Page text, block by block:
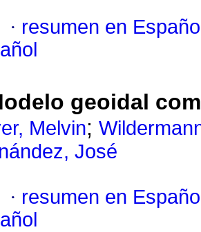
· resumen en
geoidal
Melvin;
José
· resumen en